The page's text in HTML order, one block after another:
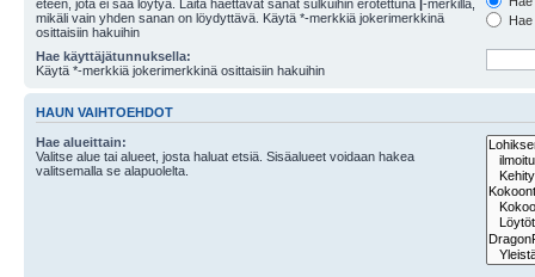
eteen, jota ei saa löytyä. Laita haettavat sanat sulkuihin erotettuna |-merkillä,
mikäli vain yhden sanan on löydyttävä. Käytä *-merkkiä jokerimerkkinä
osittaisiin hakuihin
Hae käyttäjätunnuksella:
Käytä *-merkkiä jokerimerkkinä osittaisiin hakuihin
HAUN VAIHTOEHDOT
Hae alueittain:
Valitse alue tai alueet, josta haluat etsiä. Sisäalueet voidaan hakea
valitsemalla se alapuolelta.